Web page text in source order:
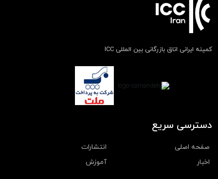
کمیته ایرانی اتاق بازرگانی بین المللی ICC
دسترسی سریع
صفحه اصلی
انتشارات
اخبار
آموزش